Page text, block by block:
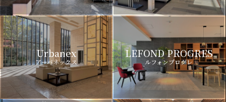
Urbanex
アーバネックス
LEFOND PROGRES
ルフォンプログレ